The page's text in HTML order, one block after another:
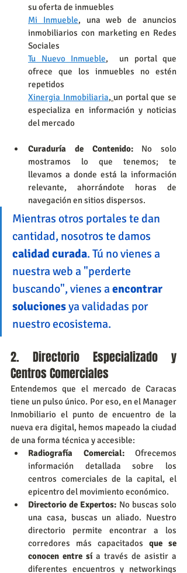
su oferta de inmuebles
Mi Inmueble, una web de anuncios
inmobiliarios con marketing en Redes
Sociales
Tu Nuevo Inmueble,
  un portal que
ofrece que los inmuebles no estén
repetidos
Xinergia Inmobiliaria, un portal que se
especializa en información y noticias
del mercado
Curaduría de Contenido: No solo
mostramos lo que tenemos; te
llevamos a donde está la información
relevante, ahorrándote horas de
navegación en sitios dispersos.
Mientras otros portales te dan
cantidad, nosotros te damos
calidad curada. Tú no vienes a
nuestra web a "perderte
buscando", vienes a encontrar
soluciones ya validadas por
nuestro ecosistema.
2. Directorio Especializado y
Centros Comerciales
Entendemos que el mercado de Caracas
tiene un pulso único. Por eso, en el Manager
Inmobiliario el punto de encuentro de la
nueva era digital, hemos mapeado la ciudad
de una forma técnica y accesible:
Radiografía Comercial: Ofrecemos
información detallada sobre los
centros comerciales de la capital, el
epicentro del movimiento económico.
Directorio de Expertos: No buscas solo
una casa, buscas un aliado. Nuestro
directorio permite encontrar a los
corredores más capacitados que se
conocen entre sí a través de asistir a
diferentes encuentros y networkings